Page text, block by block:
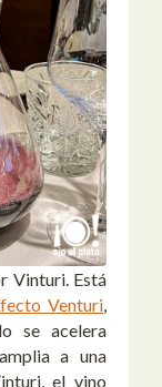
Vinturi. Está
Venturi,
se acelera
a una
el vino